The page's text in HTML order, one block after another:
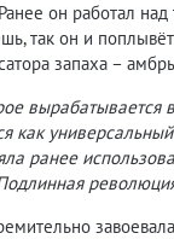
он работал
так он и
запаха –
как
ранее